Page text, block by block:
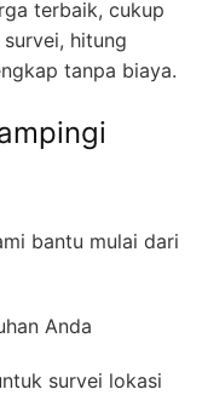
terbaik, cukup
hitung
tanpa biaya.
bantu mulai dari
Anda
survei lokasi